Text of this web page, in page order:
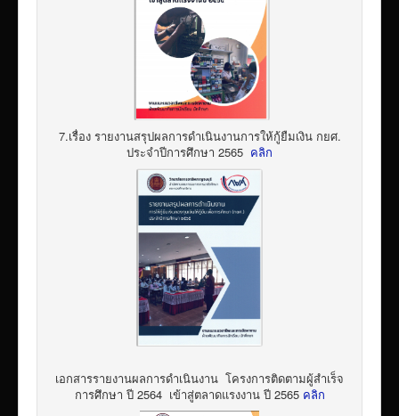
7.เรื่อง รายงานสรุปผลการดำเนินงานการให้กู้ยืมเงิน กยศ.
ประจำปีการศึกษา 2565 คลิก
เอกสารรายงานผลการดำเนินงาน โครงการติดตามผู้สำเร็จ
การศึกษา ปี 2564 เข้าสู่ตลาดแรงงาน ปี 2565 คลิก